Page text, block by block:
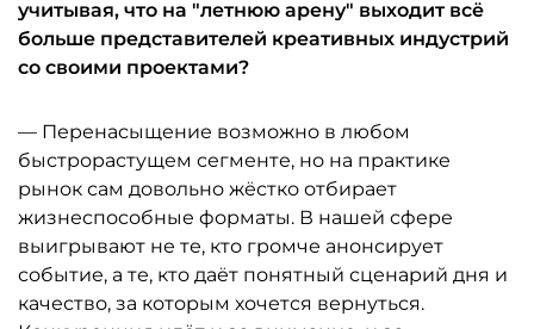
учитывая, что на "летнюю арену" выходит всё
больше представителей креативных индустрий
со своими проектами?
— Перенасыщение возможно в любом
быстрорастущем сегменте, но на практике
рынок сам довольно жёстко отбирает
жизнеспособные форматы. В нашей сфере
выигрывают не те, кто громче анонсирует
событие, а те, кто даёт понятный сценарий дня и
качество, за которым хочется вернуться.